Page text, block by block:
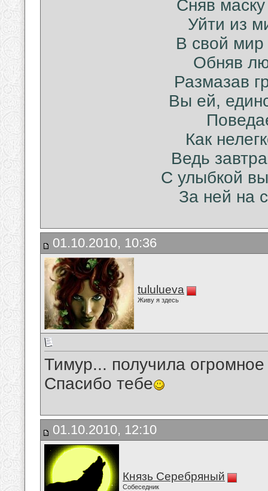
Сняв
Уйти из
В свой мир
Обняв
Размазав
Вы ей,
Как
Ведь
С улыбкой
За ней на
01.10.2010, 10:36
tululueva
Живу я здесь
Тимур... получила огромное
Спасибо тебе
01.10.2010, 12:10
Князь Серебряный
Собеседник